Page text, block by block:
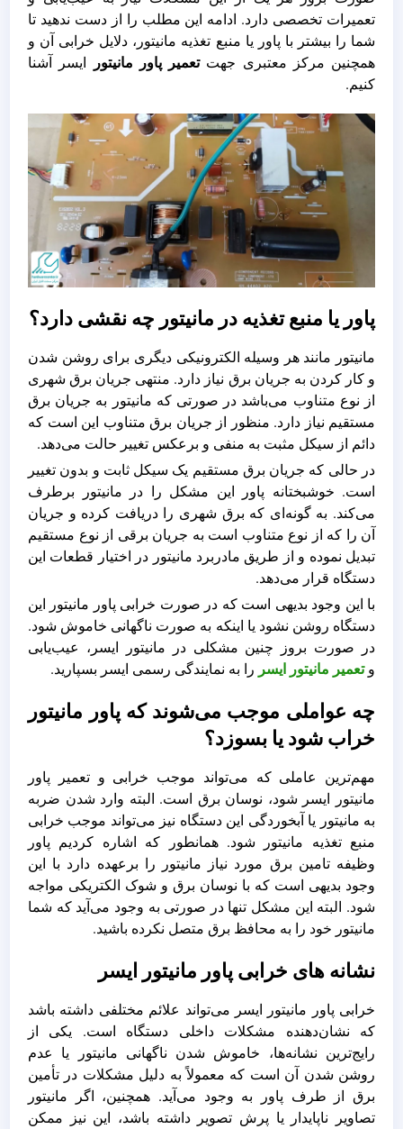
تعمیرات تخصصی دارد. ادامه این مطلب را از دست ندهید تا
شما را بیشتر با پاور یا منبع تغذیه مانیتور، دلایل خرابی آن و
همچنین مرکز معتبری جهتتعمیر پاور مانیتور
ایسر آشنا
کنیم.
پاور یا منبع تغذیه در مانیتور چه نقشی دارد؟
مانیتور مانند هر وسیله الکترونیکی دیگری برای روشن شدن
و کار کردن به جریان برق نیاز دارد. منتهی جریان برق شهری
از نوع متناوب می‌باشد در صورتی که مانیتور به جریان برق
مستقیم نیاز دارد. منظور از جریان برق متناوب این است که
دائم از سیکل مثبت به منفی و برعکس تغییر حالت می‌دهد.
در حالی که جریان برق مستقیم یک سیکل ثابت و بدون تغییر
است. خوشبختانه پاور این مشکل را در مانیتور برطرف
می‌کند. به گونه‌ای که برق شهری را دریافت کرده و جریان
آن را که از نوع متناوب است به جریان برقی از نوع مستقیم
تبدیل نموده و از طریق مادربرد مانیتور در اختیار قطعات این
دستگاه قرار می‌دهد.
با این وجود بدیهی است که در صورت خرابی پاور مانیتور این
دستگاه روشن نشود یا اینکه به صورت ناگهانی خاموش شود.
در صورت بروز چنین مشکلی در مانیتور ایسر، عیب‌یابی
وتعمیر مانیتور ایسر را به نمایندگی رسمی ایسر بسپارید.
چه عواملی موجب می‌شوند که پاور مانیتور
خراب شود یا بسوزد؟
مهم‌ترین عاملی که می‌تواند موجب خرابی و تعمیر پاور
مانیتور ایسر شود، نوسان برق است. البته وارد شدن ضربه
به مانیتور یا آبخوردگی این دستگاه نیز می‌تواند موجب خرابی
منبع‌ تغذیه مانیتور شود. همانطور که اشاره کردیم پاور
وظیفه تامین برق مورد نیاز مانیتور را برعهده دارد با این
وجود بدیهی است که با نوسان برق و شوک الکتریکی مواجه
شود. البته این مشکل تنها در صورتی به وجود می‌آید که شما
مانیتور خود را به محافظ برق متصل نکرده باشید.
نشانه های خرابی پاور مانیتور ایسر
خرابی پاور مانیتور ایسر می‌تواند علائم مختلفی داشته باشد
که نشان‌دهنده مشکلات داخلی دستگاه است. یکی از
رایج‌ترین نشانه‌ها، خاموش شدن ناگهانی مانیتور یا عدم
روشن شدن آن است که معمولاً به دلیل مشکلات در تأمین
برق از طرف پاور به وجود می‌آید. همچنین، اگر مانیتور
تصاویر ناپایدار یا پرش تصویر داشته باشد، این نیز ممکن